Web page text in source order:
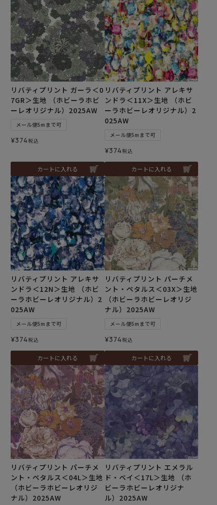
リバティプリント ガーラ＜0
7GR＞生地 （ホビーラホビ
ーレオリジナル）2025AW
メール便5mまで可
¥374税込
カートに入れる
リバティプリント アレキサ
ンドラ＜11X＞生地 （ホビ
ーラホビーレオリジナル）2
025AW
メール便5mまで可
¥374税込
カートに入れる
リバティプリント アレキサ
ンドラ＜12N＞生地 （ホビ
ーラホビーレオリジナル）2
025AW
メール便5mまで可
¥374税込
カートに入れる
リバティプリント パーチメ
ント・ペタルス＜03X＞生地
（ホビーラホビーレオリジ
ナル）2025AW
メール便5mまで可
¥374税込
カートに入れる
リバティプリント パーチメ
ント・ペタルス＜04L＞生地
（ホビーラホビーレオリジ
ナル）2025AW
リバティプリント エメラル
ド・ベイ＜17L＞生地 （ホ
ビーラホビーレオリジナ
ル）2025AW